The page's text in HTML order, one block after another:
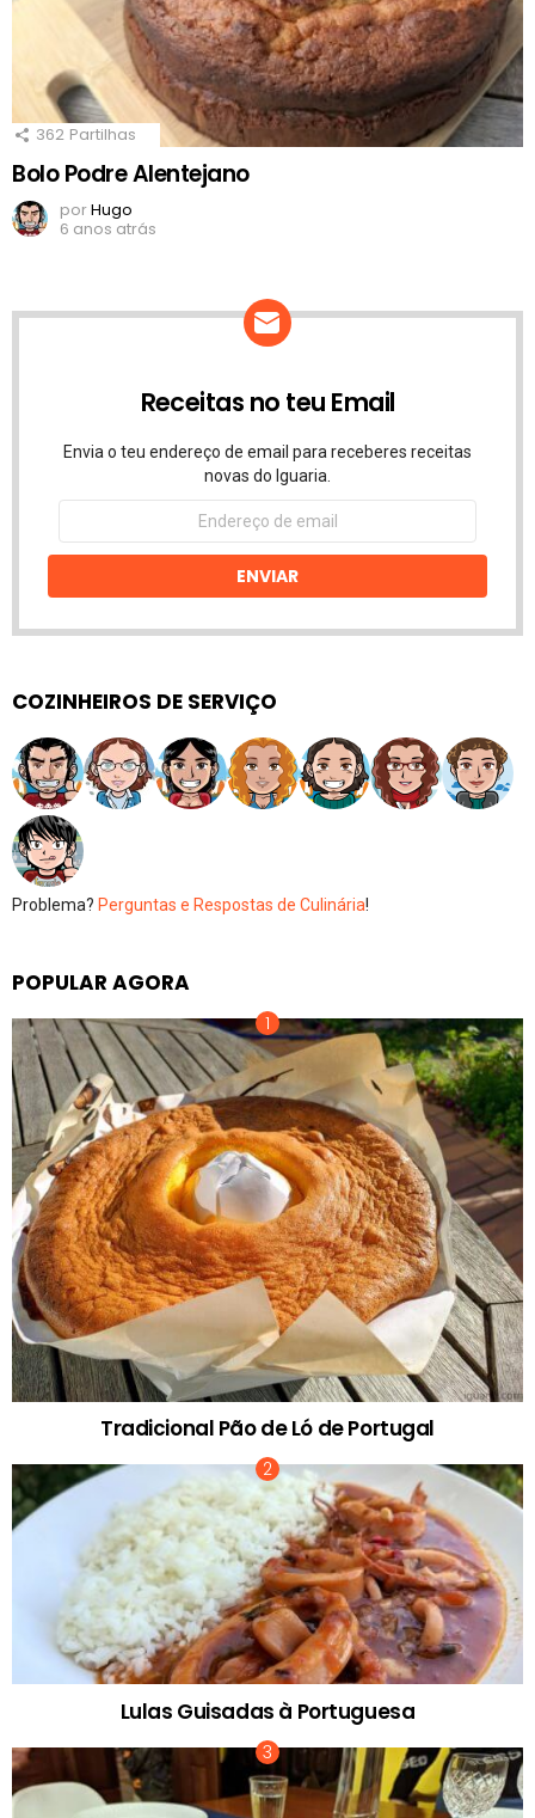
362 Partilhas
Bolo Podre Alentejano
porHugo
6 anos atrás
Receitas no teu Email
Envia o teu endereço de email para receberes receitas
novas do Iguaria.
Endereço
email
ENVIAR
COZINHEIROS DE SERVIÇO
Problema? Perguntas e Respostas de Culinária!
POPULAR AGORA
Tradicional Pão de Ló de Portugal
Lulas Guisadas à Portuguesa